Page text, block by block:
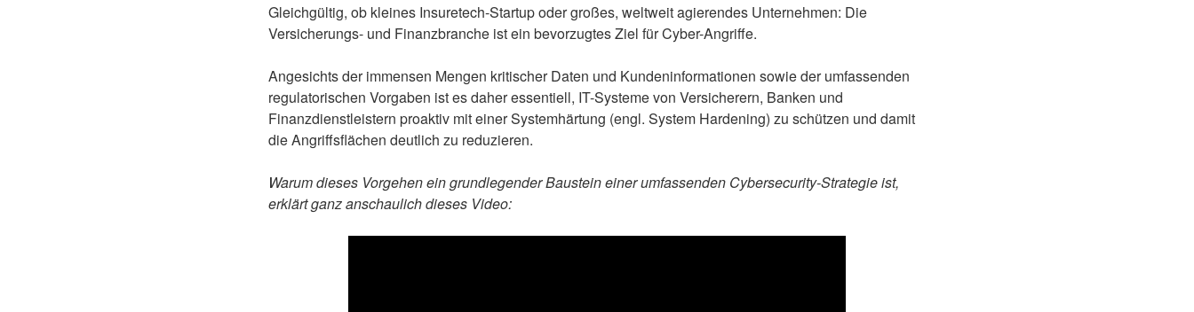
Gleichgültig, ob kleines Insuretech-Startup oder großes, weltweit agierendes Unternehmen: Die
Versicherungs- und Finanzbranche ist ein bevorzugtes Ziel für Cyber-Angriffe.
Angesichts der immensen Mengen kritischer Daten und Kundeninformationen sowie der umfassenden
regulatorischen Vorgaben ist es daher essentiell, IT-Systeme von Versicherern, Banken und
Finanzdienstleistern proaktiv mit einer Systemhärtung (engl. System Hardening) zu schützen und damit
die Angriffsflächen deutlich zu reduzieren.
Warum dieses Vorgehen ein grundlegender Baustein einer umfassenden Cybersecurity-Strategie ist,
erklärt ganz anschaulich dieses Video: